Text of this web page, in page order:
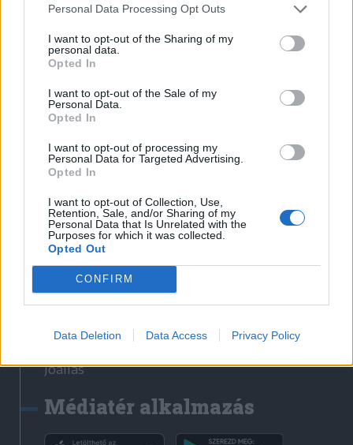
Personal Data Processing Opt Outs
I want to opt-out of the Sharing of my
personal data.
Opted In
I want to opt-out of the Sale of my
Personal Data.
Opted In
I want to opt-out of processing my
Personal Data for Targeted Advertising.
Opted In
I want to opt-out of Collection, Use,
Retention, Sale, and/or Sharing of my
Personal Data that Is Unrelated with the
Purposes for which it was collected.
Opted Out
CONFIRM
Data Deletion Data Access Privacy Policy
Nyomtatott lapjaink archívuma
Médiaajánlat
Sütibeállítások
Médiatér
Székely Sport
Liget
Bihari Napló
Erdélyi Napló
Főtér
Jóállás
Médiatér alkalmazás